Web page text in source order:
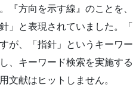
『方向を示す線』のことを
」と表現されていました。
が、「指針」というキーワ
、キーワード検索を実施する
文献はヒットしません。